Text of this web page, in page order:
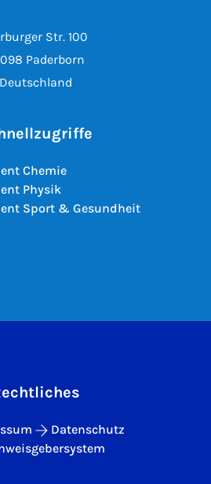
Str. 100
Paderborn
Deutschland
Chemie
Physik
Sport & Gesundheit
Datenschutz